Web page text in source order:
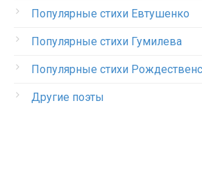
Популярные стихи Евтушенко
Популярные стихи Гумилева
Популярные стихи
Другие поэты